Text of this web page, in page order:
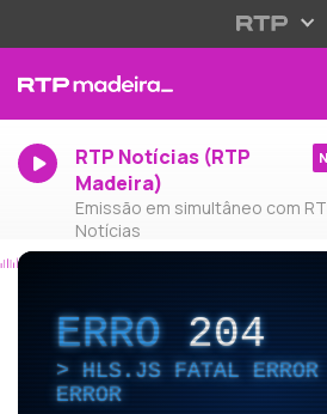
RTP Notícias (RTP
Madeira)
Emissão em simultâneo com
Notícias
ERRO204
HLS.JS FATAL ERROR
ERROR